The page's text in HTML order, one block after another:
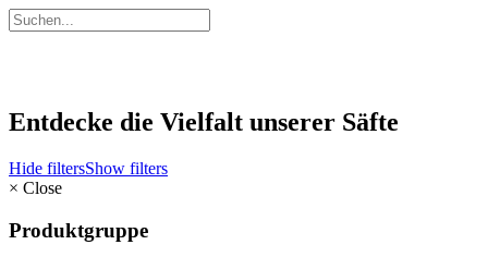
Entdecke die Vielfalt unserer Säfte
Hide filtersShow filters
× Close
Produktgruppe